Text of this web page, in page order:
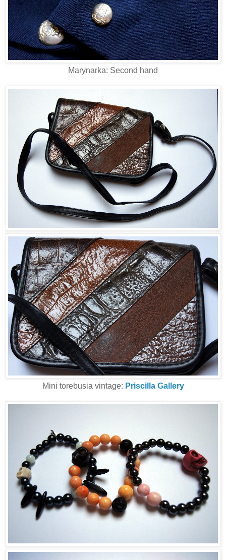
Marynarka: Second hand
Mini torebusia vintage: Priscilla Gallery